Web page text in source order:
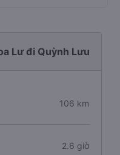
Lư đi Quỳnh Lưu
106 km
2.6 giờ